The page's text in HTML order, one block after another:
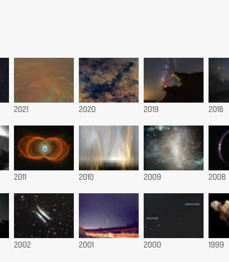
2021 2020 2019 2018
2011 2010 2009 2008
2002 2001 2000 1999